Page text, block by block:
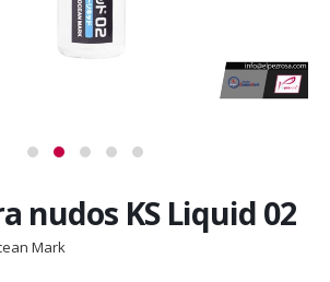
nudos KS Liquid 02
Mark